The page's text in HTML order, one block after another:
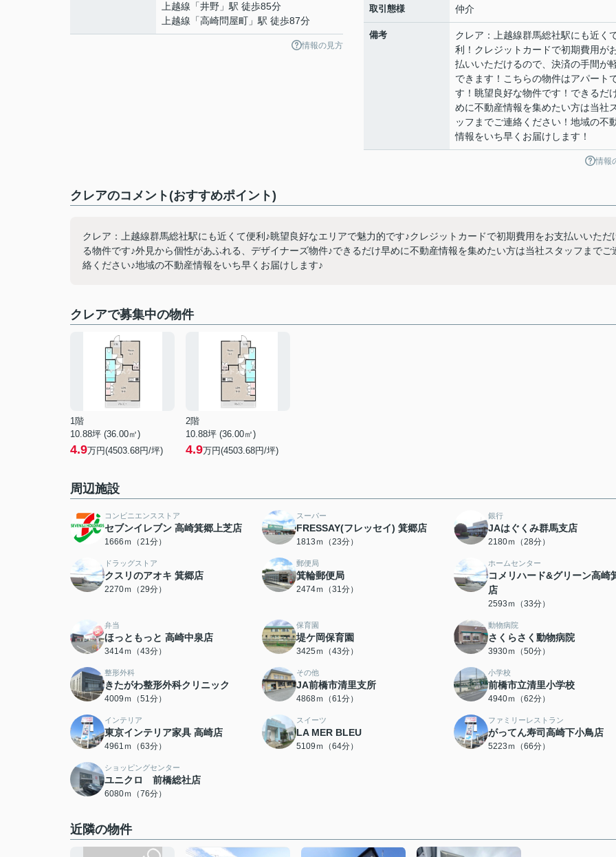
上越線 「井野 」駅 徒歩85分
上越線 「高崎問屋町 」駅 徒歩87分
情報の見方
取引態様 仲介
備考
クレア：上越線群馬総社駅にも近く
利！クレジットカードで初期費用が
払いいただけるので、決済の手間が
できます！こちらの物件はアパート
す！眺望良好な物件です！できるだ
めに不動産情報を集めたい方は当社
ッフまでご連絡ください！地域の不
情報をいち早くお届けします！
情報
クレアのコメント(おすすめポイント)
クレア：上越線群馬総社駅にも近くて便利♪眺望良好なエリアで魅力的です♪クレジットカードで初期費用をお支払いいただ
る物件です♪外見から個性があふれる、デザイナーズ物件♪できるだけ早めに不動産情報を集めたい方は当社スタッフまでご
絡ください♪地域の不動産情報をいち早くお届けします♪
クレアで募集中の物件
1階
10.88坪 (36.00㎡)
4.9万円(4503.68円/坪)
2階
10.88坪 (36.00㎡)
4.9万円(4503.68円/坪)
周辺施設
コンビニエンスストア
セブンイレブン 高崎箕郷上芝店
1666ｍ（21分）
スーパー
FRESSAY(フレッセイ) 箕郷店
1813ｍ（23分）
銀行
JAはぐくみ群馬支店
2180ｍ（28分）
ドラッグストア
クスリのアオキ 箕郷店
2270ｍ（29分）
郵便局
箕輪郵便局
2474ｍ（31分）
ホームセンター
コメリハード&グリーン高崎
店
2593ｍ（33分）
弁当
ほっともっと 高崎中泉店
3414ｍ（43分）
保育園
堤ケ岡保育園
3425ｍ（43分）
動物病院
さくらさく動物病院
3930ｍ（50分）
整形外科
きたがわ整形外科クリニック
4009ｍ（51分）
その他
JA前橋市清里支所
4868ｍ（61分）
小学校
前橋市立清里小学校
4940ｍ（62分）
インテリア
東京インテリア家具 高崎店
4961ｍ（63分）
スイーツ
LA MER BLEU
5109ｍ（64分）
ファミリーレストラン
がってん寿司高崎下小鳥店
5223ｍ（66分）
ショッピングセンター
ユニクロ 前橋総社店
6080ｍ（76分）
近隣の物件